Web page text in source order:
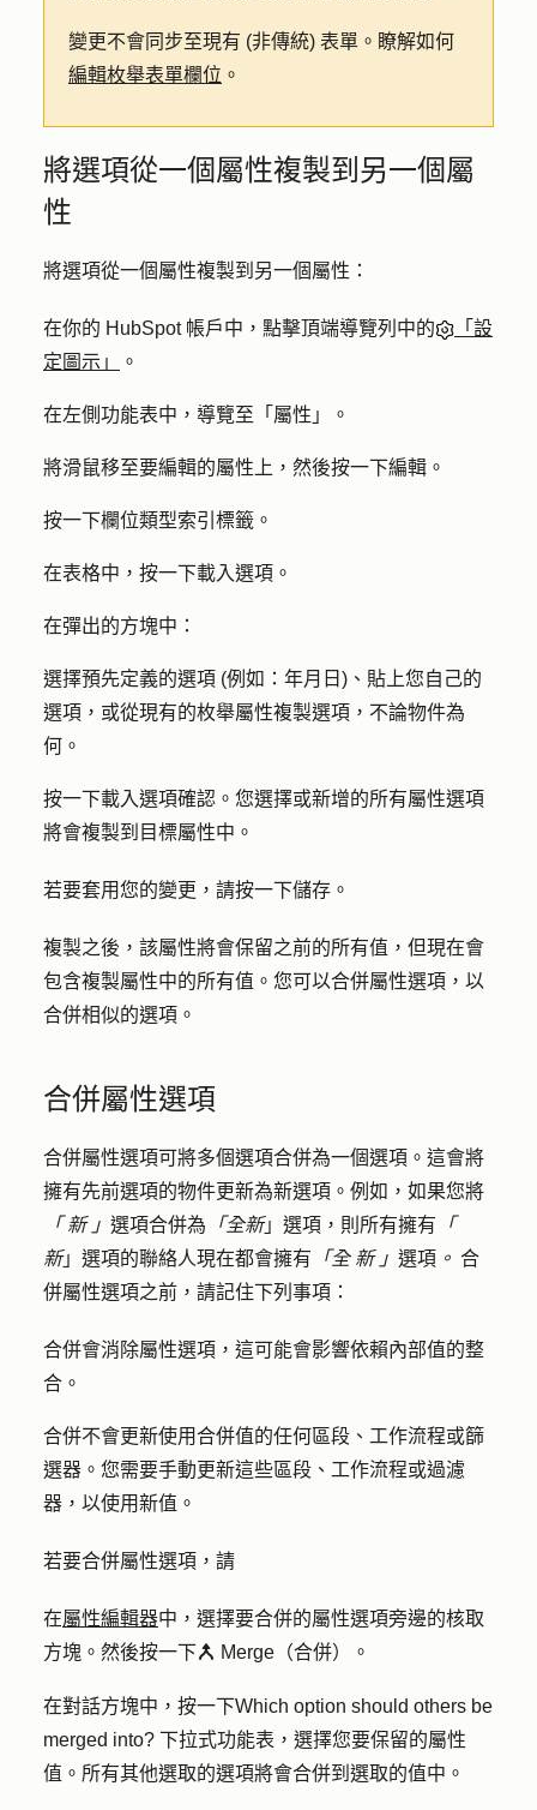
變更不會同步至現有 (非傳統) 表單。瞭解如何
編輯枚舉表單欄位 。
將選項從一個屬性複製到另一個屬
性
將選項從一個屬性複製到另一個屬性：
在你的 HubSpot 帳戶中，點擊頂端導覽列中的
「設
定圖示」
。
在左側功能表中，導覽至「 屬性 」。
將滑鼠移至要編輯的屬性上，然後按一下編輯 。
按一下欄位類型索引標籤。
在表格中，按一下載入選項。
在彈出的方塊中：
選擇預先定義的選項 (例如：年月日)、貼上您自己的
選項，或從現有的枚舉屬性複製選項，不論物件為
何。
按一下載入選項確認。您選擇或新增的所有屬性選項
將會複製到目標屬性中。
若要套用您的變更，請按一下儲存 。
複製之後，該屬性將會保留之前的所有值，但現在會
包含複製屬性中的所有值。您可以合併屬性選項，以
合併相似的選項。
合併屬性選項
合併屬性選項可將多個選項合併為一個選項。這會將
擁有先前選項的物件更新為新選項。例如，如果您將
「 新 」 選項合併為 「全新」選項，則所有擁有 「
新」選項的聯絡人現在都會擁有 「全 新 」 選項 。 合
併屬性選項之前，請記住下列事項：
合併會消除屬性選項，這可能會影響依賴內部值的整
合。
合併不會更新使用合併值的任何區段、工作流程或篩
選器。您需要手動更新這些區段、工作流程或過濾
器，以使用新值。
若要合併屬性選項，請
在屬性編輯器中，選擇要合併的屬性選項旁邊的核取
方塊 。然後按一下merge Merge（合併） 。
在對話方塊中，按一下Which option should others be
merged into? 下拉式功能表，選擇您要保留的屬性
值 。所有其他選取的選項將會合併到選取的值中。